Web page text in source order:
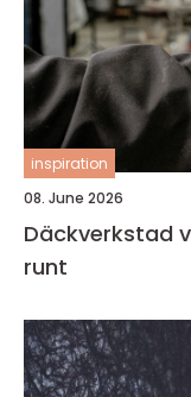
inspiration
08. June 2026
Däckverkstad
runt